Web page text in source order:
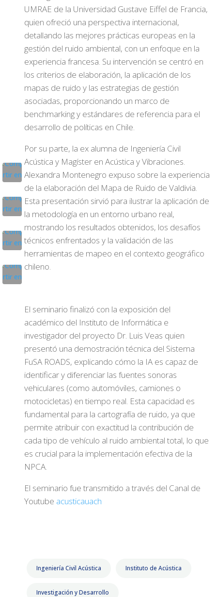
UMRAE de la Universidad Gustave Eiffel de Francia,
quien ofreció una perspectiva internacional,
detallando las mejores prácticas europeas en la
gestión del ruido ambiental, con un enfoque en la
experiencia francesa. Su intervención se centró en
los criterios de elaboración, la aplicación de los
mapas de ruido y las estrategias de gestión
asociadas, proporcionando un marco de
benchmarking y estándares de referencia para el
desarrollo de políticas en Chile.
Por su parte, la ex alumna de Ingeniería Civil
Acústica y Magíster en Acústica y Vibraciones.
Alexandra Montenegro expuso sobre la experiencia
de la elaboración del Mapa de Ruido de Valdivia.
Esta presentación sirvió para ilustrar la aplicación de
la metodología en un entorno urbano real,
mostrando los resultados obtenidos, los desafíos
técnicos enfrentados y la validación de las
herramientas de mapeo en el contexto geográfico
chileno.
El seminario finalizó con la exposición del
académico del Instituto de Informática e
investigador del proyecto Dr. Luis Veas quien
presentó una demostración técnica del Sistema
FuSA ROADS, explicando cómo la IA es capaz de
identificar y diferenciar las fuentes sonoras
vehiculares (como automóviles, camiones o
motocicletas) en tiempo real. Esta capacidad es
fundamental para la cartografía de ruido, ya que
permite atribuir con exactitud la contribución de
cada tipo de vehículo al ruido ambiental total, lo que
es crucial para la implementación efectiva de la
NPCA.
El seminario fue transmitido a través del Canal de
Youtube acusticauach
Ingeniería Civil Acústica Instituto de Acústica
Investigación y Desarrollo